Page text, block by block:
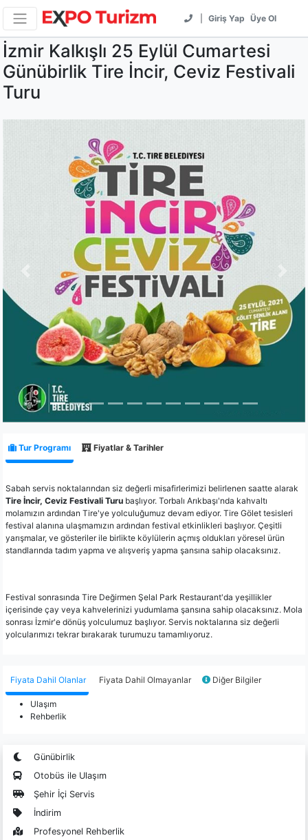
Giriş Yap Üye Ol
İzmir Kalkışlı 25 Eylül Cumartesi
Günübirlik Tire İncir, Ceviz Festivali
Turu
Previous Next
Tur Programı Fiyatlar & Tarihler
Sabah servis noktalarından siz değerli misafirlerimizi belirlenen saatte alarak
Tire İncir, Ceviz Festivali Turu başlıyor. Torbalı Arıkbaşı'nda kahvaltı
molamızın ardından Tire'ye yolculuğumuz devam ediyor. Tire Gölet tesisleri
festival alanına ulaşmamızın ardından festival etkinlikleri başlıyor. Çeşitli
yarışmalar, ve gösteriler ile birlikte köylülerin açmış oldukları yöresel ürün
standlarında tadım yapma ve alışveriş yapma şansına sahip olacaksınız.
Festival sonrasında Tire Değirmen Şelal Park Restaurant'da yeşillikler
içerisinde çay veya kahvelerinizi yudumlama şansına sahip olacaksınız. Mola
sonrası İzmir'e dönüş yolculumuz başlıyor. Servis noktalarına siz değerli
yolcularımızı tekrar bırakarak turumuzu tamamlıyoruz.
Fiyata Dahil Olanlar Fiyata Dahil Olmayanlar Diğer Bilgiler
Ulaşım
Rehberlik
Günübirlik
Otobüs ile Ulaşım
Şehir İçi Servis
İndirim
Profesyonel Rehberlik